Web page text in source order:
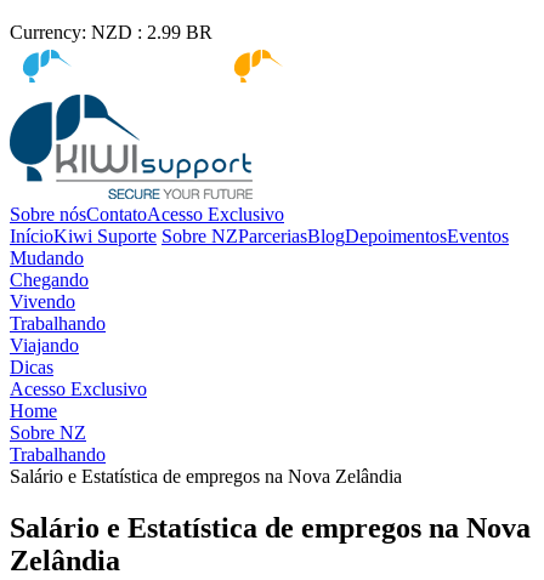
Currency: NZD : 2.99 BR
Sobre nósContatoAcesso Exclusivo
InícioKiwi Suporte Sobre NZParceriasBlogDepoimentosEventos
Mudando
Chegando
Vivendo
Trabalhando
Viajando
Dicas
Acesso Exclusivo
Home
Sobre NZ
Trabalhando
Salário e Estatística de empregos na Nova Zelândia
Salário e Estatística de empregos na Nova
Zelândia